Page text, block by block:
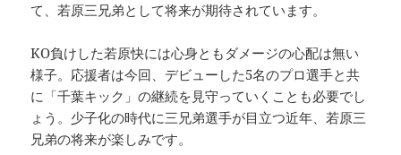
て、若原三兄弟として将来が期待されています。
KO負けした若原快には心身ともダメージの心配は無い
様子。応援者は今回、デビューした5名のプロ選手と共
に「千葉キック」の継続を見守っていくことも必要でし
ょう。少子化の時代に三兄弟選手が目立つ近年、若原三
兄弟の将来が楽しみです。